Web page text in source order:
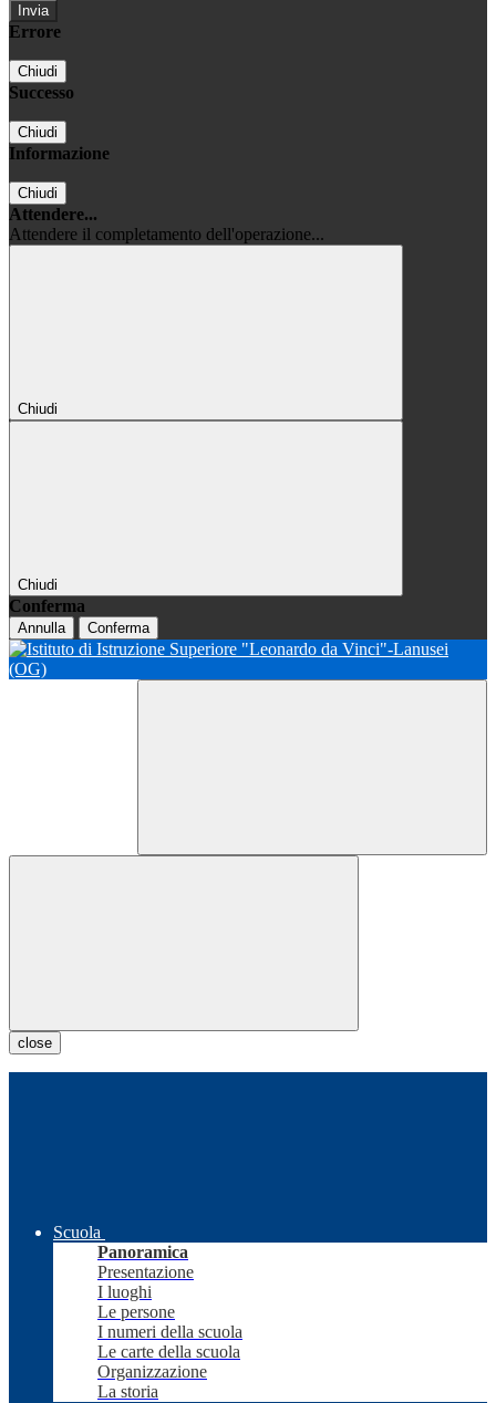
Errore
Chiudi
Successo
Chiudi
Informazione
Chiudi
Attendere...
Attendere il completamento dell'operazione...
Chiudi
Chiudi
Conferma
Annulla Conferma
close
Scuola
Panoramica
Presentazione
I luoghi
Le persone
I numeri della scuola
Le carte della scuola
Organizzazione
La storia